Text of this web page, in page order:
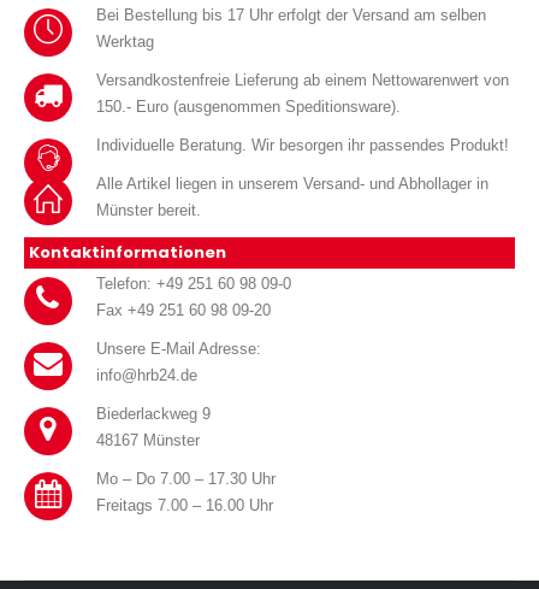
Bei Bestellung bis 17 Uhr erfolgt der Versand am selben
Werktag
Versandkostenfreie Lieferung ab einem Nettowarenwert von
150.- Euro (ausgenommen Speditionsware).
Individuelle Beratung. Wir besorgen ihr passendes Produkt!
Alle Artikel liegen in unserem Versand- und Abhollager in
Münster bereit.
Kontaktinformationen
Telefon: +49 251 60 98 09-0
Fax +49 251 60 98 09-20
Unsere E-Mail Adresse:
info@hrb24.de
Biederlackweg 9
48167 Münster
Mo – Do 7.00 – 17.30 Uhr
Freitags 7.00 – 16.00 Uhr